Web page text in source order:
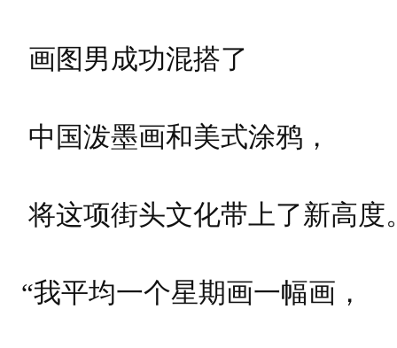
画图男成功混搭了
中国泼墨画和美式涂鸦，
将这项街头文化带上了新高度
“我平均一个星期画一幅画，